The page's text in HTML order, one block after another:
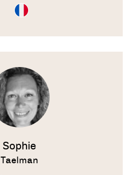
Consultation
en
Sophie
Taelman